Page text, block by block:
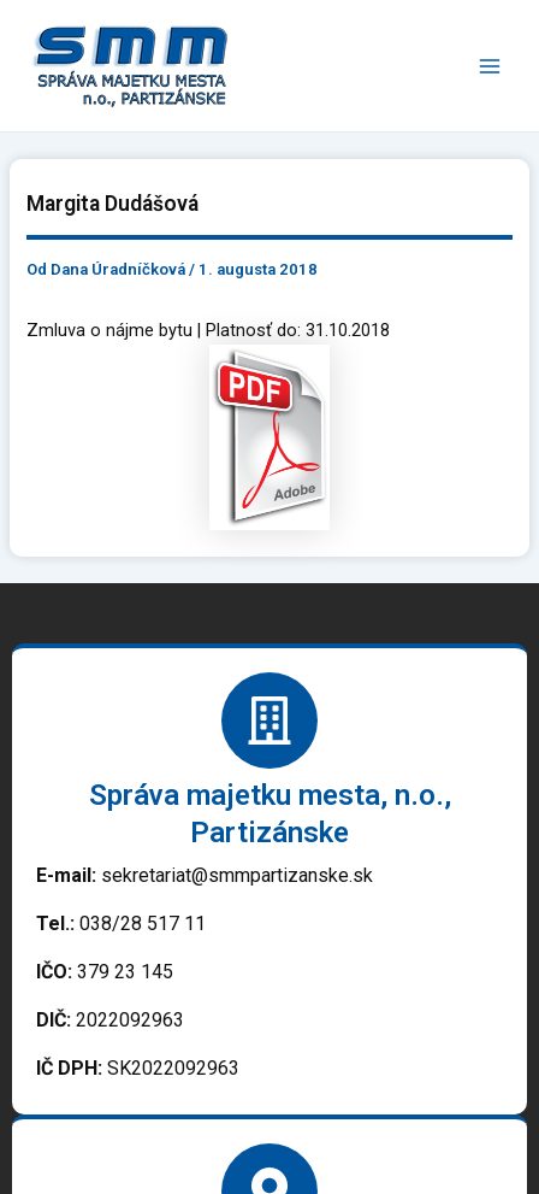
obsah
Margita Dudášová
Od Dana Úradníčková/ 1. augusta 2018
Zmluva o nájme bytu | Platnosť do: 31.10.2018
Správa majetku mesta, n.o.,
Partizánske
E-mail: sekretariat@smmpartizanske.sk
Tel.: 038/28 517 11
IČO: 379 23 145
DIČ: 2022092963
IČ DPH: SK2022092963